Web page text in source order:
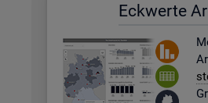
Eck­wer­te